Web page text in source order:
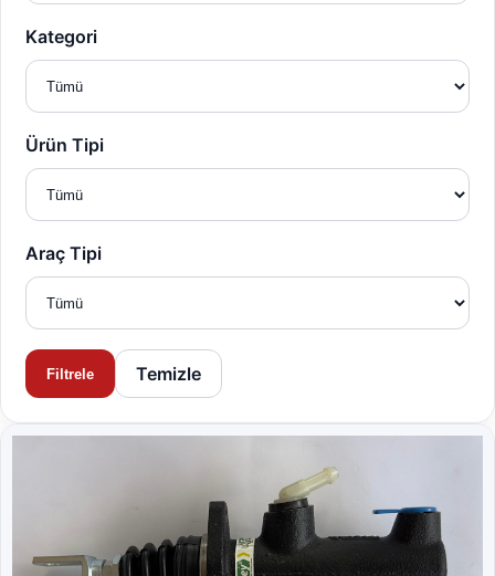
Kategori
Ürün Tipi
Araç Tipi
Filtrele Temizle